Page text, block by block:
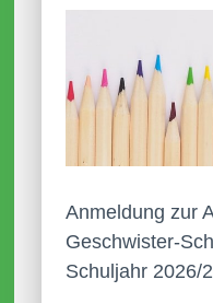
Anmeldung zur
Geschwister-
Schuljahr 2026/